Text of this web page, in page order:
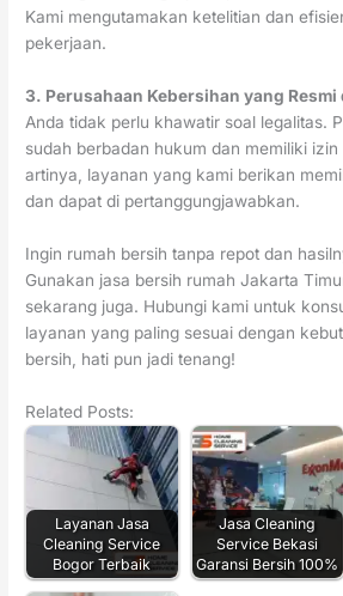
Kami mengutamakan ketelitian dan
pekerjaan.
3. Perusahaan Kebersihan yang Resmi
Anda tidak perlu khawatir soal legalitas.
sudah berbadan hukum dan memiliki
artinya, layanan yang kami berikan
dan dapat di pertanggungjawabkan.
Ingin rumah bersih tanpa repot dan
Gunakan jasa bersih rumah Jakarta
sekarang juga. Hubungi kami untuk
layanan yang paling sesuai dengan
bersih, hati pun jadi tenang!
Related Posts:
Layanan Jasa
Cleaning Service
Bogor Terbaik
Jasa Cleaning
Service Bekasi
Garansi Bersih 100%